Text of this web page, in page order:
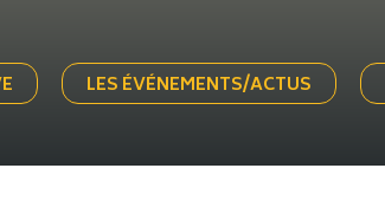
LES ÉVÉNEMENTS/ACTUS